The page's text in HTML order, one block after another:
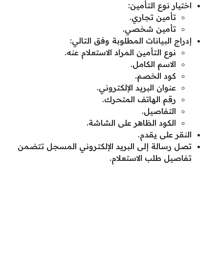
اختيار نوع التأمين:
تأمين تجاري.
تأمين شخصي.
إدراج البيانات المطلوبة وفق التالي:
نوع التأمين المراد الاستعلام عنه.
الاسم الكامل.
كود الخصم.
عنوان البريد الإلكتروني.
رقم الهاتف المتحرك.
التفاصيل.
الكود الظاهر على الشاشة.
النقر على يقدم.
تصل رسالة إلى البريد الإلكتروني المسجل تتضمن
تفاصيل طلب الاستعلام.